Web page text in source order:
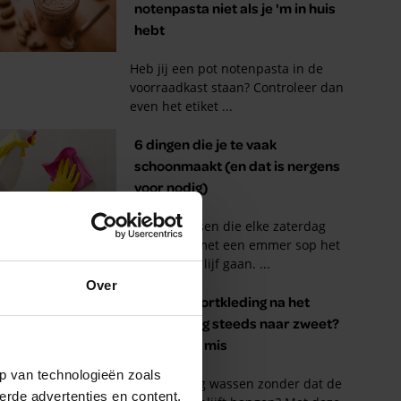
Over
van technologieën zoals
advertenties en content,